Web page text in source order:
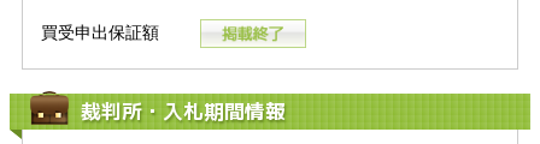
買受申出保証額
裁判所・入札期間情報